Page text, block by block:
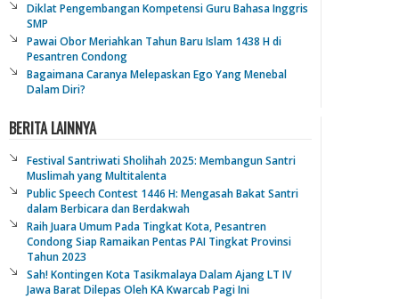
Diklat Pengembangan Kompetensi Guru Bahasa Inggris
SMP
Pawai Obor Meriahkan Tahun Baru Islam 1438 H di
Pesantren Condong
Bagaimana Caranya Melepaskan Ego Yang Menebal
Dalam Diri?
BERITA LAINNYA
Festival Santriwati Sholihah 2025: Membangun Santri
Muslimah yang Multitalenta
Public Speech Contest 1446 H: Mengasah Bakat Santri
dalam Berbicara dan Berdakwah
Raih Juara Umum Pada Tingkat Kota, Pesantren
Condong Siap Ramaikan Pentas PAI Tingkat Provinsi
Tahun 2023
Sah! Kontingen Kota Tasikmalaya Dalam Ajang LT IV
Jawa Barat Dilepas Oleh KA Kwarcab Pagi Ini